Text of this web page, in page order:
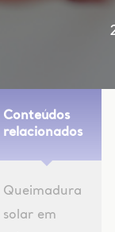
Conteúdos
relacionados
Queimadura
solar em